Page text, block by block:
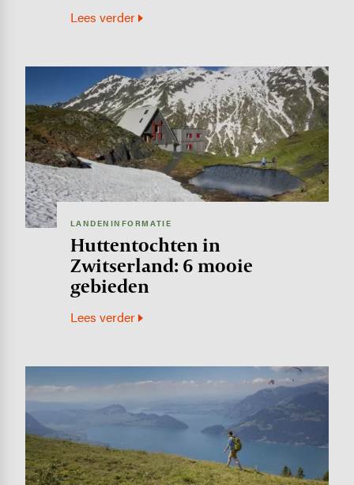
Lees verder
LANDENINFORMATIE
Huttentochten in
Zwitserland: 6 mooie
gebieden
Lees verder